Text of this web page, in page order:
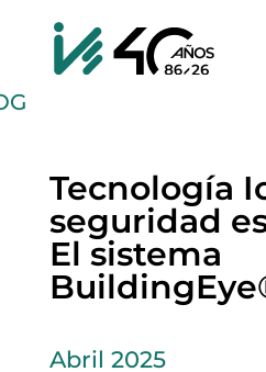
Tecnología
seguridad
El sistema
Abril 2025